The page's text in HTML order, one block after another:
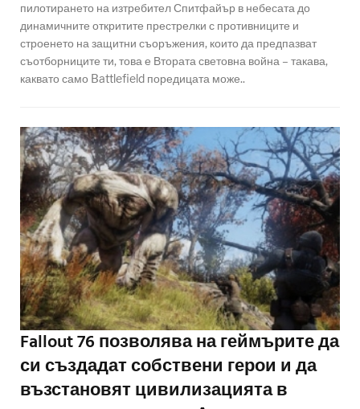
пилотирането на изтребител Спитфайър в небесата до
динамичните откритите престрелки с противниците и
строенето на защитни съоръжения, които да предпазват
съотборниците ти, това е Втората световна война – такава,
каквато само Battlefield поредицата може..
Fallout 76 позволява на геймърите да
си създадат собствени герои и да
възстановят цивилизацията в